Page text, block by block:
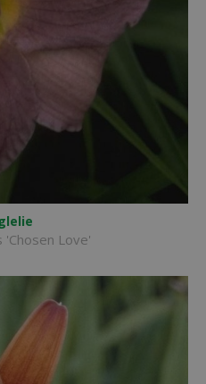
'Chosen Love'